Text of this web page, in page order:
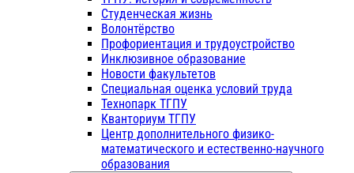
Студенческая жизнь
Волонтёрство
Профориентация и трудоустройство
Инклюзивное образование
Новости факультетов
Специальная оценка условий труда
Технопарк ТГПУ
Кванториум ТГПУ
Центр дополнительного физико-
математического и естественно-научного
образования